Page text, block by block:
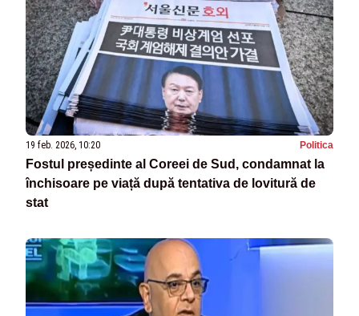
19 feb. 2026, 10:20 Politica
Fostul președinte al Coreei de Sud, condamnat la
închisoare pe viață după tentativa de lovitură de
stat